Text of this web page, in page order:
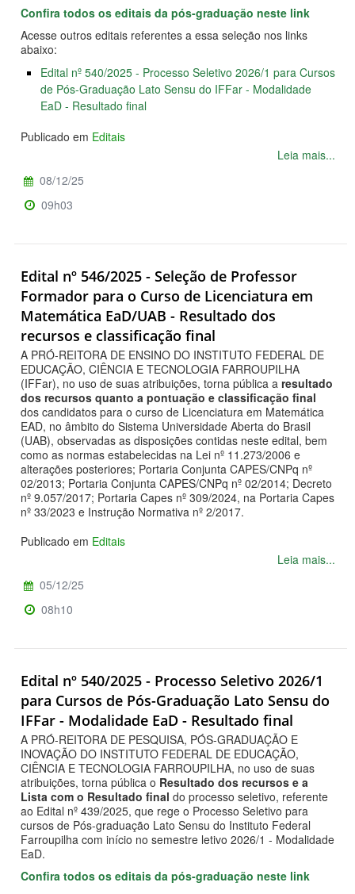
Confira todos os editais da pós-graduação neste link
Acesse outros editais referentes a essa seleção nos links
abaixo:
Edital nº 540/2025 - Processo Seletivo 2026/1 para Cursos
de Pós-Graduação Lato Sensu do IFFar - Modalidade
EaD - Resultado final
Publicado em Editais
Leia mais...
08/12/25
09h03
Edital nº 546/2025 - Seleção de Professor
Formador para o Curso de Licenciatura em
Matemática EaD/UAB - Resultado dos
recursos e classificação final
A PRÓ-REITORA DE ENSINO DO INSTITUTO FEDERAL DE
EDUCAÇÃO, CIÊNCIA E TECNOLOGIA FARROUPILHA
(IFFar), no uso de suas atribuições, torna pública a resultado
dos recursos quanto a pontuação e classificação final
dos candidatos para o curso de Licenciatura em Matemática
EAD, no âmbito do Sistema Universidade Aberta do Brasil
(UAB), observadas as disposições contidas neste edital, bem
como as normas estabelecidas na Lei nº 11.273/2006 e
alterações posteriores; Portaria Conjunta CAPES/CNPq nº
02/2013; Portaria Conjunta CAPES/CNPq nº 02/2014; Decreto
nº 9.057/2017; Portaria Capes nº 309/2024, na Portaria Capes
nº 33/2023 e Instrução Normativa nº 2/2017.
Publicado em Editais
Leia mais...
05/12/25
08h10
Edital nº 540/2025 - Processo Seletivo 2026/1
para Cursos de Pós-Graduação Lato Sensu do
IFFar - Modalidade EaD - Resultado final
A PRÓ-REITORA DE PESQUISA, PÓS-GRADUAÇÃO E
INOVAÇÃO DO INSTITUTO FEDERAL DE EDUCAÇÃO,
CIÊNCIA E TECNOLOGIA FARROUPILHA, no uso de suas
atribuições, torna pública o Resultado dos recursos e a
Lista com o Resultado final do processo seletivo, referente
ao Edital nº 439/2025, que rege o Processo Seletivo para
cursos de Pós-graduação Lato Sensu do Instituto Federal
Farroupilha com início no semestre letivo 2026/1 - Modalidade
EaD.
Confira todos os editais da pós-graduação neste link